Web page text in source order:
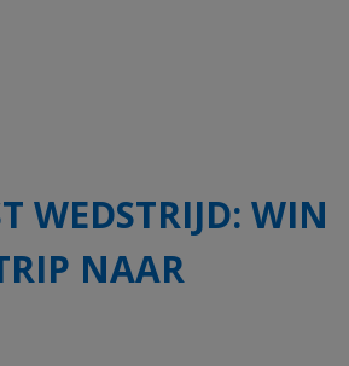
WEDSTRIJD: WIN
NAAR